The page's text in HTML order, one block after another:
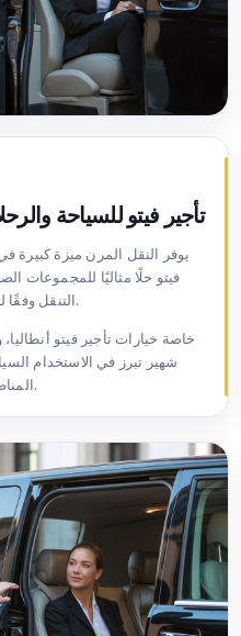
تأجير فيتو للسياحة
يوفر النقل المرن ميزة كبيرة
فيتو حلًا مثاليًا للمجموعات
التنقل وفقًا للخطط اليومية تجعل الرحلة أكثر متعة.
خاصة خيارات تأجير فيتو
شهير تبرز في الاستخدام
المناطق يحسن تجربة السفر بشكل مباشر.